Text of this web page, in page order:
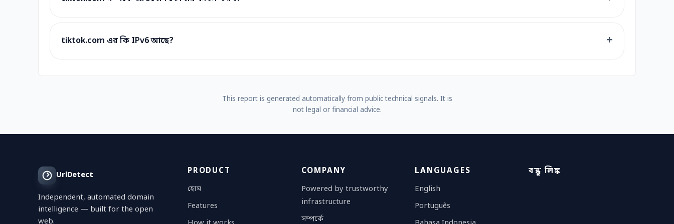
tiktok.com এর কি IPv6 আছে?
This report is generated automatically from public technical signals. It is
not legal or financial advice.
UrlDetect
Independent, automated domain
intelligence — built for the open
web.
PRODUCT
হোম
Features
COMPANY
Powered by trustworthy
infrastructure
সম্পর্কে
LANGUAGES
English
Português
বন্ধু লিঙ্ক